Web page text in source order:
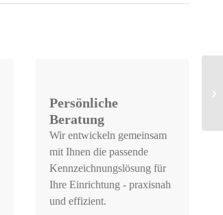
Persönliche
Beratung
Wir entwickeln gemeinsam
mit Ihnen die passende
Kennzeichnungslösung für
Ihre Einrichtung - praxisnah
und effizient.